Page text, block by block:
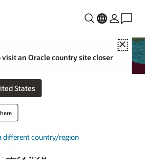
Close
visit an Oracle country site closer
States
different country/region
選用 Oracle
作為旗下全球酒
系統